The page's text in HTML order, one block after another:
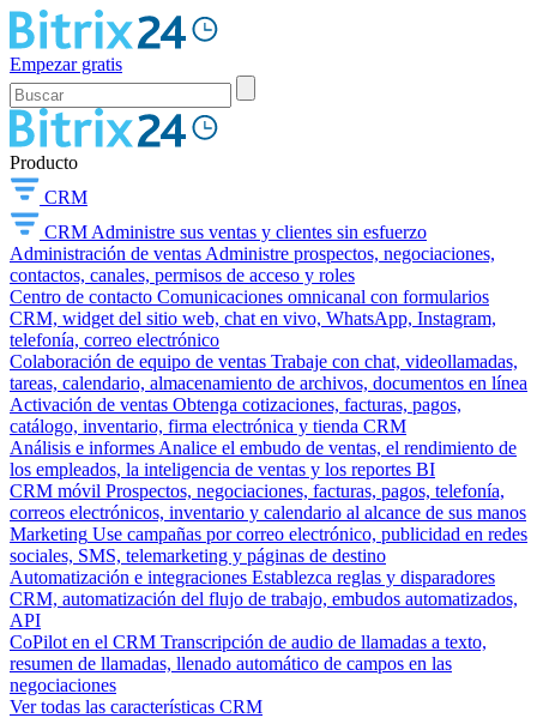
Empezar gratis
Producto
CRM
CRM Administre sus ventas y clientes sin esfuerzo
Administración de ventas Administre prospectos, negociaciones,
contactos, canales, permisos de acceso y roles
Centro de contacto Comunicaciones omnicanal con formularios
CRM, widget del sitio web, chat en vivo, WhatsApp, Instagram,
telefonía, correo electrónico
Colaboración de equipo de ventas Trabaje con chat, videollamadas,
tareas, calendario, almacenamiento de archivos, documentos en línea
Activación de ventas Obtenga cotizaciones, facturas, pagos,
catálogo, inventario, firma electrónica y tienda CRM
Análisis e informes Analice el embudo de ventas, el rendimiento de
los empleados, la inteligencia de ventas y los reportes BI
CRM móvil Prospectos, negociaciones, facturas, pagos, telefonía,
correos electrónicos, inventario y calendario al alcance de sus manos
Marketing Use campañas por correo electrónico, publicidad en redes
sociales, SMS, telemarketing y páginas de destino
Automatización e integraciones Establezca reglas y disparadores
CRM, automatización del flujo de trabajo, embudos automatizados,
API
CoPilot en el CRM Transcripción de audio de llamadas a texto,
resumen de llamadas, llenado automático de campos en las
negociaciones
Ver todas las características CRM